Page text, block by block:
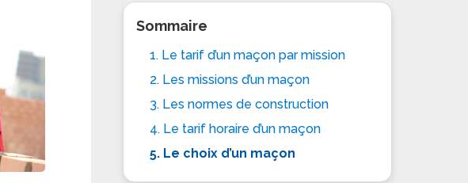
Sommaire
1. Le tarif d’un maçon par mission
2. Les missions d’un maçon
3. Les normes de construction
4. Le tarif horaire d’un maçon
5. Le choix d’un maçon